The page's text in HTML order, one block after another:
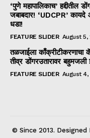
‘पुणे महापालिकाच’ हद्दीतील
जबाबदार! ‘UDCPR’ कायदे
धडा!
FEATURE SLIDER August 5,
तळजाईला
तीव्र डोंगरउतारावर
FEATURE SLIDER August 4,
© Since 2013.